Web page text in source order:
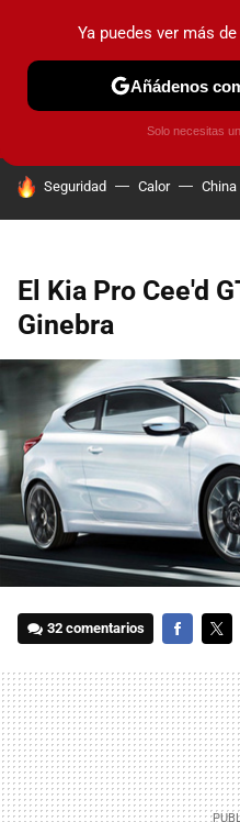
PRUEBAS COCHES
HOY SE HABLA DE
Seguridad Calor China
El Kia Pro Cee'd
Ginebra
32 comentarios
Ya puedes ver más
Añádenos
Solo necesitas